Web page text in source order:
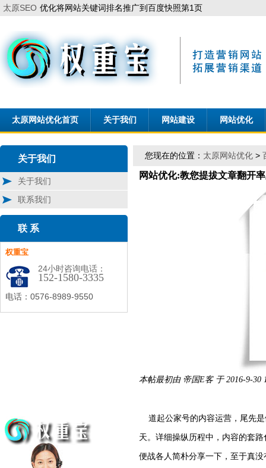
太原SEO 优化将网站关键词排名推广到百度快照第1页
太原网站优化首页 关于我们 网站建设 网站优化
关于我们
关于我们
联系我们
联 系
权重宝
24小时咨询电话：
152-1580-3335
电话：0576-8989-9550
您现在的位置： 太原网站优化 >
网站优化:教您提拔文章翻开
本帖最初由 帝国E客 于 2016-9-30
道起公家号的内容运营，尾先是
天。详细操纵历程中，内容的套
便战各人简朴分享一下，至于真